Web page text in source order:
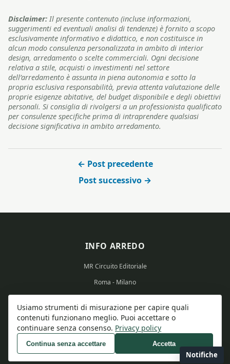
Disclaimer: Il presente contenuto (incluse informazioni,
suggerimenti ed eventuali analisi di tendenze) è fornito a scopo
esclusivamente informativo e didattico, e non costituisce in
alcun modo consulenza personalizzata in ambito di interior
design, arredamento o scelte commerciali. Ogni decisione
relativa a stile, acquisti o investimenti nel settore
dell’arredamento è assunta in piena autonomia e sotto la
propria esclusiva responsabilità, previa attenta valutazione delle
proprie esigenze abitative, del budget disponibile e degli obiettivi
personali. Si consiglia di rivolgersi a un professionista qualificato
per consulenze specifiche prima di intraprendere qualsiasi
decisione significativa in ambito arredamento.
← Post precedente
Post successivo →
INFO ARREDO
MR Circuito Editoriale
Roma - Milano
Partita IVA: 15569351008
© 2026 Info Arredo - Tutti i diritti riservati.
Usiamo strumenti di misurazione per capire quali
contenuti funzionano meglio. Puoi accettare o
continuare senza consenso. Privacy policy
Continua senza accettare Accetta
Notifiche